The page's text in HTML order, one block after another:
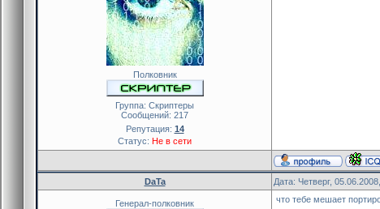
Полковник
Группа: Скриптеры
Сообщений: 217
Репутация: 14
Статус: Не в сети
DaTa Дата: Четверг,
Генерал-полковник что тебе мешает